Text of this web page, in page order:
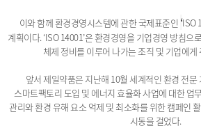
이와 함께 환경경영시스템에 관한 국제표준인 ‘​ISO
계획이다. ‘ISO 14001’은 환경경영을 기업경영 방침으
체제 정비를 이루어 나가는 조직 및 기업에
앞서 제일약품은 지난해 10월 세계적인 환경 전문
스마트팩토리 도입 및 에너지 효율화 사업에 대한 업
관리와 환경 유해 요소 억제 및 최소화를 위한 캠페인
시동을 걸었다.